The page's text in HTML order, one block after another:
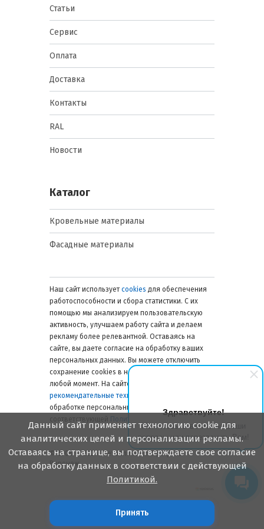
Здравствуйте!
Мы готовы ответить на Ваши
вопросы или перезвонить Вам!
пересекаются.
Герметики (пастообразные и
вязкие составы)
Акриловые.
водоэмульсионные составы на
основе акриловых полимеров.
Основное преимущество —
основаниям (бетон, штукатурка,
дерево), паропроницаемость,
швов внутри помещений (плинтуса,
составы на основе силиконового
— высокая эластичность (до 25-
внутренние швы, подверженные
подвижкам (стеклопакеты,
сантехнические примыкания,
кровельные элементы). Делятся на
нейтральные (универсальные, без
запаха) и ацетатные (кислотные),
которые могут вызывать коррозию
металлов.
Полиуретановые.
однокомпонентные или
двухкомпонентные составы на
основе полиуретана. Основное
преимущество — выдающаяся
прочность на разрыв, высокая
адгезия почти ко всем материалам,
включая металл и пластик,
устойчивость к деформациям.
Типовое применение:
строительстве, деформационных
стыков бетонных конструкций,
Статьи
Сервис
Оплата
Доставка
Контакты
RAL
Новости
Каталог
Кровельные материалы
Фасадные материалы
Наш сайт использует cookies для обеспечения
работоспособности и сбора статистики. С их
помощью мы анализируем пользовательскую
активность, улучшаем работу сайта и делаем
рекламу более релевантной. Оставаясь на
сайте, вы даете согласие на обработку ваших
персональных данных. Вы можете отключить
сохранение cookies в настройках браузера в
любой момент. На сайте также применяются
рекомендательные технологии
обработке персональных данных — в
Политике
© 2006 — 2026. Металлинвест Профиль.
Воронеж
Данный сайт применяет технологию cookie для
аналитических целей и персонализации рекламы.
Оставаясь на странице, вы подтверждаете свое согласие
на обработку данных в соответствии с действующей
Политикой.
Принять